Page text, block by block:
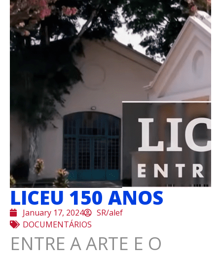
LICEU 150 ANOS
January 17, 2024
SR/alef
DOCUMENTÁRIOS
ENTRE A ARTE E O